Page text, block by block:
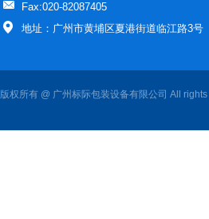
Fax:020-82087405
地址：广州市黄埔区夏港街道临江路3号
版权所有 @ 广州标际包装设备有限公司 All